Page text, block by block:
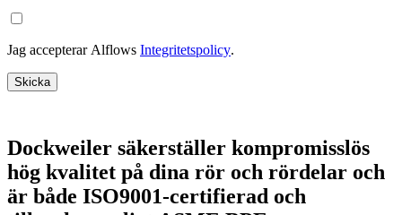
Jag accepterar Alflows Integritetspolicy.
Skicka
Dockweiler säkerställer kompromisslös
hög kvalitet på dina rör och rördelar och
är både ISO9001-certifierad och